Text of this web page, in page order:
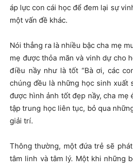
áp lực con cái học để đem lại sự
một vấn đề khác.
Nói thẳng ra là nhiều bậc cha mẹ
mẹ được thỏa mãn và vinh dự cho
điều nầy như là tốt “Bà ơi, các
chúng đều là những học sinh xuất
được hình ảnh tốt đẹp nầy, cha mẹ
tập trung học liên tục, bỏ qua
giải trí.
Thông thường, một đứa trẻ sẽ
tâm linh và tâm lý. Một khi những